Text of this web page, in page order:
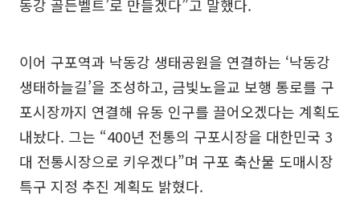
동강 골든벨트’로 만들겠다”고 말했다.
이어 구포역과 낙동강 생태공원을 연결하는 ‘낙동강
생태하늘길’을 조성하고, 금빛노을교 보행 통로를 구
포시장까지 연결해 유동 인구를 끌어오겠다는 계획도
내놨다. 그는 “400년 전통의 구포시장을 대한민국 3
대 전통시장으로 키우겠다”며 구포 축산물 도매시장
특구 지정 추진 계획도 밝혔다.